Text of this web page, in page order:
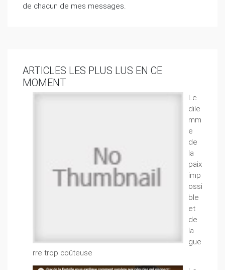
de chacun de mes messages.
ARTICLES LES PLUS LUS EN CE
MOMENT
Le
dile
mm
e
de
la
paix
imp
ossi
ble
et
de
la
gue
rre trop coûteuse